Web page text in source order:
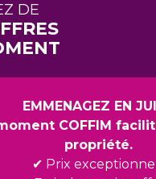
DE
EMMENAGEZ EN
COFFIM
propriété.
✔ Prix